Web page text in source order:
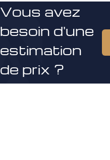
Vous avez
besoin d'une
estimation
de prix ?